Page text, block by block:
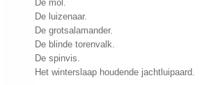
De mol.
De luizenaar.
De grotsalamander.
De blinde torenvalk.
De spinvis.
Het winterslaap houdende jachtluipaard.